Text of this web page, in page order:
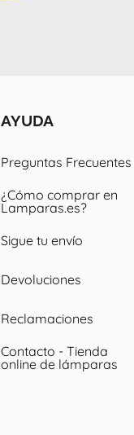
AYUDA
Preguntas Frecuentes
¿Cómo comprar en
Lamparas.es?
Sigue tu envío
Devoluciones
Reclamaciones
Contacto - Tienda
online de lámparas